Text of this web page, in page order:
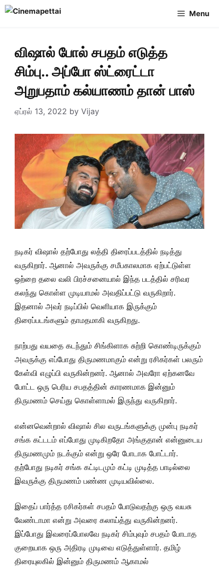
Skip
Menu
விஷால் போல் சபதம் எடுத்த
சிம்பு.. அப்போ ஸ்ட்ரைட்டா
அறுபதாம் கல்யாணம் தான் பாஸ்
ஏப்ரல் 13, 2022 by Vijay
நடிகர் விஷால் தற்போது லத்தி திரைப்படத்தில் நடித்து
வருகிறார். ஆனால் அவருக்கு சமீபகாலமாக ஏற்பட்டுள்ள
ஒற்றை தலை வலி பிரச்சனையால் இந்த படத்தில் சரிவர
கலந்து கொள்ள முடியாமல் அவதிப்பட்டு வருகிறார்.
இதனால் அவர் நடிப்பில் வெளியாக இருக்கும்
திரைப்படங்களும் தாமதமாகி வருகிறது.
நாற்பது வயதை கடந்தும் சிங்கிளாக சுற்றி கொண்டிருக்கும்
அவருக்கு எப்போது திருமணமாகும் என்று ரசிகர்கள் பலரும்
கேள்வி எழுப்பி வருகின்றனர். ஆனால் அவரோ ஏற்கனவே
போட்ட ஒரு பெரிய சபதத்தின் காரணமாக இன்னும்
திருமணம் செய்து கொள்ளாமல் இருந்து வருகிறார்.
என்னவென்றால் விஷால் சில வருடங்களுக்கு முன்பு நடிகர்
சங்க கட்டடம் எப்போது முடிகிறதோ அங்குதான் என்னுடைய
திருமணமும் நடக்கும் என்று ஒரே போடாக போட்டார்.
தற்போது நடிகர் சங்க கட்டிடமும் கட்டி முடித்த பாடில்லை
இவருக்கு திருமணம் பண்ண முடியவில்லை.
இதைப் பார்த்த ரசிகர்கள் சபதம் போடுவதற்கு ஒரு வயசு
வேண்டாமா என்று அவரை கலாய்த்து வருகின்றனர்.
இப்போது இவரைப்போலவே நடிகர் சிம்புவும் சபதம் போடாத
குறையாக ஒரு அதிரடி முடிவை எடுத்துள்ளார். தமிழ்
திரையுலகில் இன்னும் திருமணம் ஆகாமல்